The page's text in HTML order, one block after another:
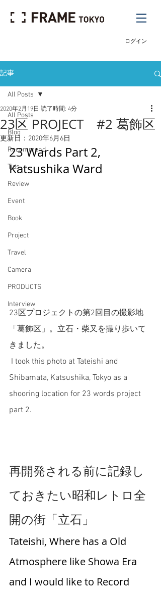
ログイン
記事
All Posts
Blog
Recommend
Tips
Review
Event
Book
Project
Travel
Camera
PRODUCTS
Interview
All Posts
23区 PROJECT #2 葛飾区
2020年2月19日 読了時間: 4分
更新日： 2020年6月6日
23 Wards Part 2,
Katsushika Ward
23区プロジェクトの第2回目の撮影地
「葛飾区」。立石・柴又を撮り歩いて
きました。
I took this photo at Tateishi and
Shibamata, Katsushika, Tokyo as a
shooring location for 23 words project
part 2.
再開発される前に記録し
ておきたい昭和レトロ全
開の街「立石」
Tateishi, Where has a Old
Atmosphere like Showa Era
and I would like to Record